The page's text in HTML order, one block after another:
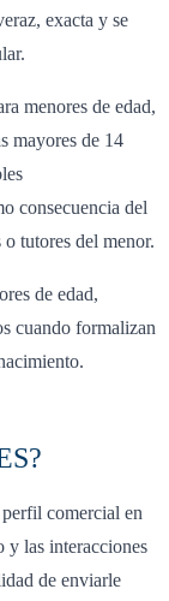
exacta y se
menores de edad,
mayores de 14
consecuencia del
o tutores del menor.
de edad,
cuando formalizan
comercial en
y las interacciones
de enviarle